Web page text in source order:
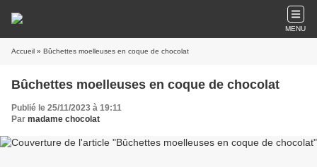
MENU
Accueil » Bûchettes moelleuses en coque de chocolat
Bûchettes moelleuses en coque de chocolat
Publié le 25/11/2023 à 19:11
Par madame chocolat